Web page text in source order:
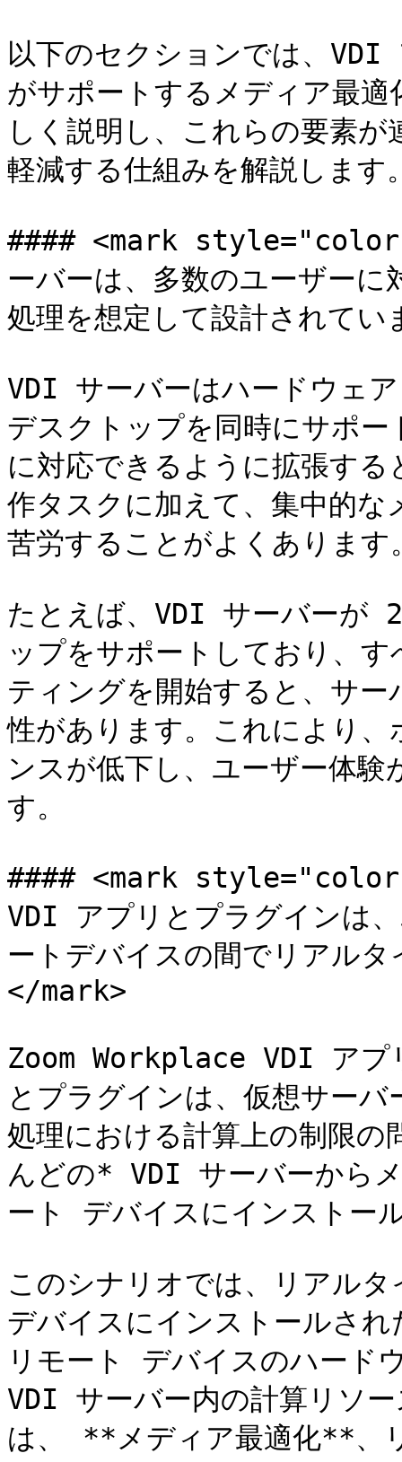
以下のセクションでは、
がサポートするメディア最
しく説明し、これらの要素
軽減する仕組みを解説します
#### <mark style="color:
ーバーは、多数のユーザー
処理を想定して設計されて
VDI サーバーはハードウェ
デスクトップを同時にサポ
に対応できるように拡張す
作タスクに加えて、集中的
苦労することがよくあります
たとえば、VDI サーバーが
ップをサポートしており、
ティングを開始すると、サ
性があります。これにより
ンスが低下し、ユーザー体
す。
#### <mark
VDI アプリとプラグインは
ートデバイスの間でリアル
</mark>
Zoom Workplace VDI アプ
とプラグインは、仮想サー
処理における計算上の制限
んどの* VDI サーバーから
ート デバイスにインストー
このシナリオでは、リアル
デバイスにインストールさ
リモート デバイスのハード
VDI サーバー内の計算リソ
は、 **メディア最適化**、